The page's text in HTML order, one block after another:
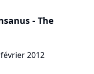
- The
2012